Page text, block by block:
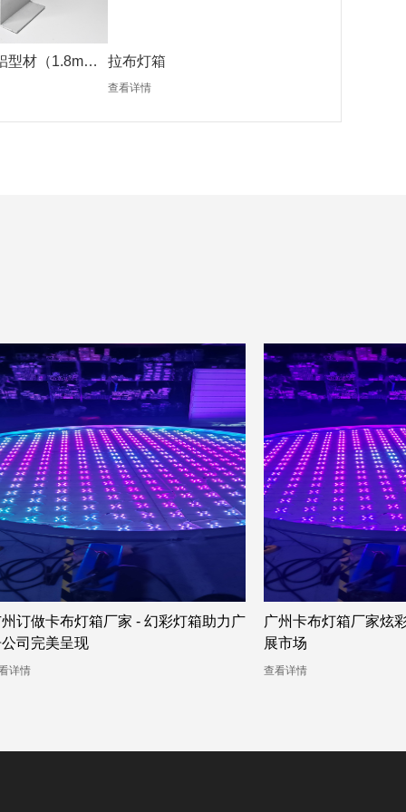
型材（1.8mm 拉布灯箱
查看详情
订做卡布灯箱厂家 - 幻彩灯箱助力广
司完美呈现
详情
广州卡布灯箱厂家炫
展市场
查看详情